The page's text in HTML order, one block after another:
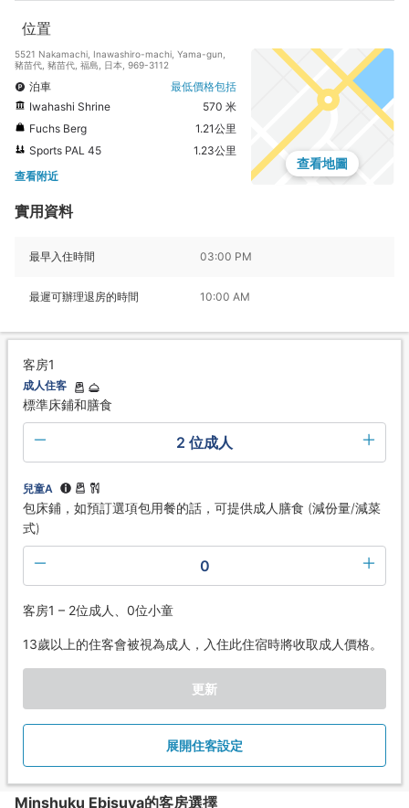
位置
5521 Nakamachi, Inawashiro-machi, Yama-gun,
豬苗代, 豬苗代, 福島, 日本, 969-3112
泊車
最低價格包括
Iwahashi Shrine
570 米
Fuchs Berg
1.21公里
Sports PAL 45
1.23公里
查看附近
查看地圖
實用資料
最早入住時間 03:00 PM
最遲可辦理退房的時間 10:00 AM
客房1
成人住客
標準床鋪和膳食
2 位成人
兒童A
包床鋪，如預訂選項包用餐的話，可提供成人膳食 (減份量/減菜
式)
0
客房1 – 2位成人、0位小童
13歲以上的住客會被視為成人，入住此住宿時將收取成人價格。
更新
展開住客設定
Minshuku Ebisuya的客房選擇